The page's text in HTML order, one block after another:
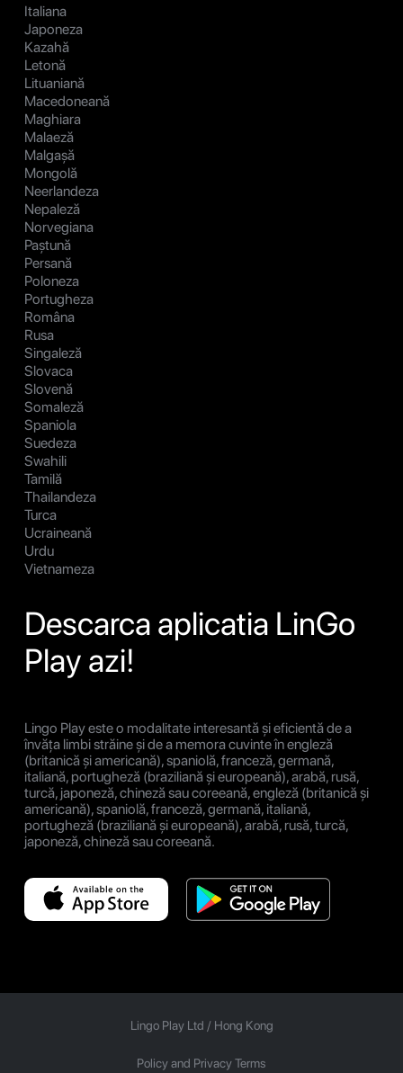
Italiana
Japoneza
Kazahă
Letonă
Lituaniană
Macedoneană
Maghiara
Malaeză
Malgașă
Mongolă
Neerlandeza
Nepaleză
Norvegiana
Paștună
Persană
Poloneza
Portugheza
Româna
Rusa
Singaleză
Slovaca
Slovenă
Somaleză
Spaniola
Suedeza
Swahili
Tamilă
Thailandeza
Turca
Ucraineană
Urdu
Vietnameza
Descarca aplicatia LinGo
Play azi!
Lingo Play este o modalitate interesantă și eficientă de a
învăța limbi străine și de a memora cuvinte în engleză
(britanică și americană), spaniolă, franceză, germană,
italiană, portugheză (braziliană și europeană), arabă, rusă,
turcă, japoneză, chineză sau coreeană, engleză (britanică și
americană), spaniolă, franceză, germană, italiană,
portugheză (braziliană și europeană), arabă, rusă, turcă,
japoneză, chineză sau coreeană.
Lingo Play Ltd / Hong Kong
Policy and Privacy Terms